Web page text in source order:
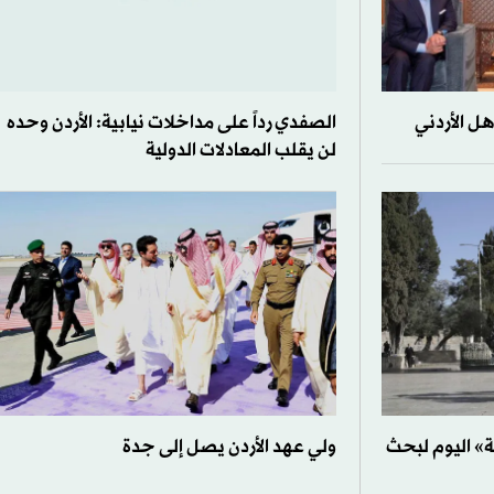
الأردني
الصفدي رداً على مداخلات نيابية: الأردن وحده
لن يقلب المعادلات الدولية
اليوم لبحث ولي عهد الأردن يصل إلى جدة